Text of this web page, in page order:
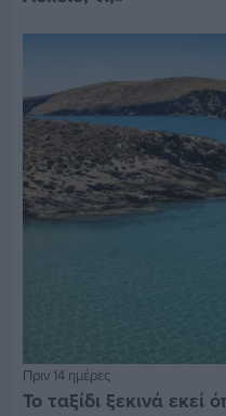
Πριν 14 ημέρες
Το ταξίδι ξεκινά εκεί